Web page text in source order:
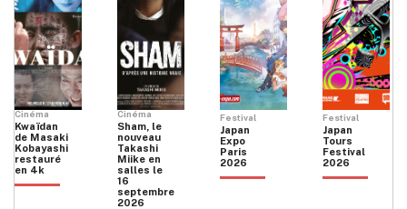
Cinéma
Kwaïdan
de Masaki
Kobayashi
restauré
en 4k
Cinéma
Sham, le
nouveau
Takashi
Miike en
salles le
16
septembre
2026
Festival
Japan
Expo
Paris
2026
Festival
Japan
Tours
Festival
2026